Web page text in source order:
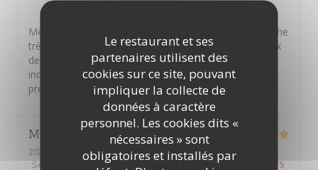
Le restaurant et ses
partenaires utilisent des
cookies sur ce site, pouvant
impliquer la collecte de
données à caractère
personnel. Les cookies dits «
nécessaires » sont
obligatoires et installés par
Merci beaucoup de ton message Antoine, il nous touche
très sincèrement. Nous sommes toujours très heureux
de vous accueillir, ta famille et toi. Ton soutien
indéfectible depuis plusieurs années déjà nous est
précieux. Au plaisir de te revoir très vite
Martine B
2026-04-29
- 19:00 - Couverts 2
Service
Ambiance: 4/5 Cuisine: 5/5 Qualité / Prix /5